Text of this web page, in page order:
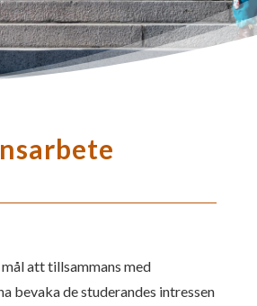
att tillsammans med
bevaka de studerandes intressen